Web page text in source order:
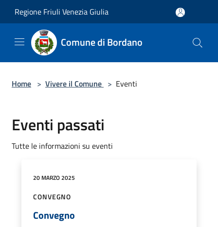
Regione Friuli Venezia Giulia
Comune di Bordano
Home > Vivere il Comune > Eventi
Eventi passati
Tutte le informazioni su eventi
20 MARZO 2025
CONVEGNO
Convegno